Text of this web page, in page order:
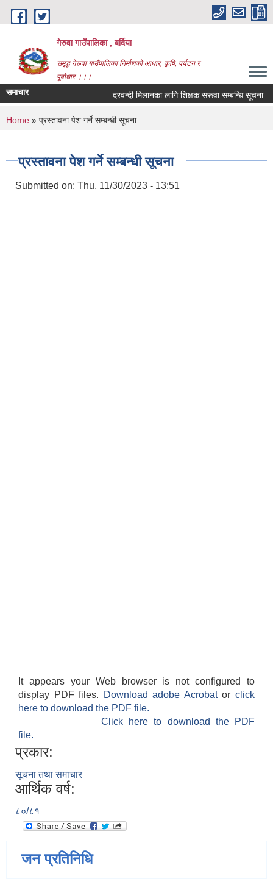
Skip to main content
गेरुवा गाउँपालिका , बर्दिया
समृद्ध गेरूवा गाउँपालिका निर्माणको आधार, कृषि, पर्यटन र
पूर्वाधार ।।।
समाचार दरवन्दी मिलानका लागि शिक्षक सरूवा सम्बन्धि सूचना
You are here
Home » प्रस्तावना पेश गर्ने सम्बन्धी सूचना
प्रस्तावना पेश गर्ने सम्बन्धी सूचना
Submitted on: Thu, 11/30/2023 - 13:51
It appears your Web browser is not configured to
display PDF files.
Download adobe Acrobatorclick
here to download the PDF file.
Click here to download the PDF
file.
प्रकार:
सूचना तथा समाचार
आर्थिक वर्ष:
८०/८१
जन प्रतिनिधि